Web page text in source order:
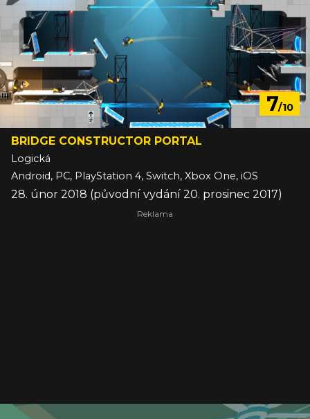
7/10
BRIDGE CONSTRUCTOR PORTAL
Logická
Android, PC, PlayStation 4, Switch, Xbox One, iOS
28. únor 2018 (původní vydání 20. prosinec 2017)